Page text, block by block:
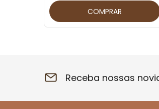
COMPRAR
Receba nossas